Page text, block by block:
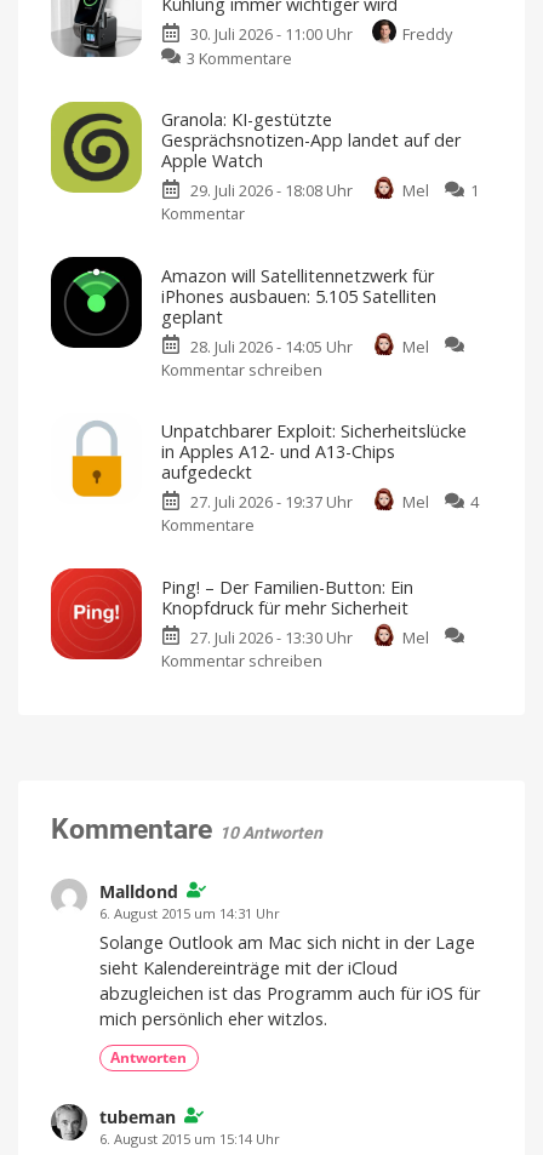
30. Juli 2026 - 11:00 Uhr
Freddy
3 Kommentare
im
Test:
eine
immer
wichtiger
wird
drei
Geräte
gleichzeitig
auf
Granola: KI-gestützte
Gesprächsnotizen-App landet auf der
Apple Watch
29. Juli 2026 - 18:08 Uhr Mel
1
Kommentar
gestützte
Gesprächsnotizen-
landet
auf
Apple
Watch
Version
1.15.1
im
App
Store
bereit
Amazon will Satellitennetzwerk für
iPhones ausbauen: 5.105 Satelliten
geplant
28. Juli 2026 - 14:05 Uhr
Mel
Kommentar schreiben
Satellitennetzwerk
für
iPhones
ausbauen:
geplant
Neue
Infos
Kooperation
mit
Unpatchbarer Exploit: Sicherheitslücke
in Apples A12- und A13-Chips
aufgedeckt
27. Juli 2026 - 19:37 Uhr Mel
4
Kommentare
Sicherheitslücke
in
Apples
A12-
Ping! – Der Familien-Button: Ein
Knopfdruck für mehr Sicherheit
27. Juli 2026 - 13:30 Uhr
Mel
Kommentar schreiben
sich
kümmern
Kommentare 10 Antworten
Malldond
6. August 2015 um 14:31 Uhr
Solange Outlook am Mac sich nicht in der Lage
sieht Kalendereinträge mit der iCloud
abzugleichen ist das Programm auch für iOS für
mich persönlich eher witzlos.
Antworten
tubeman
6. August 2015 um 15:14 Uhr